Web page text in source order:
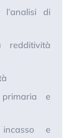
di
redditività
e
e